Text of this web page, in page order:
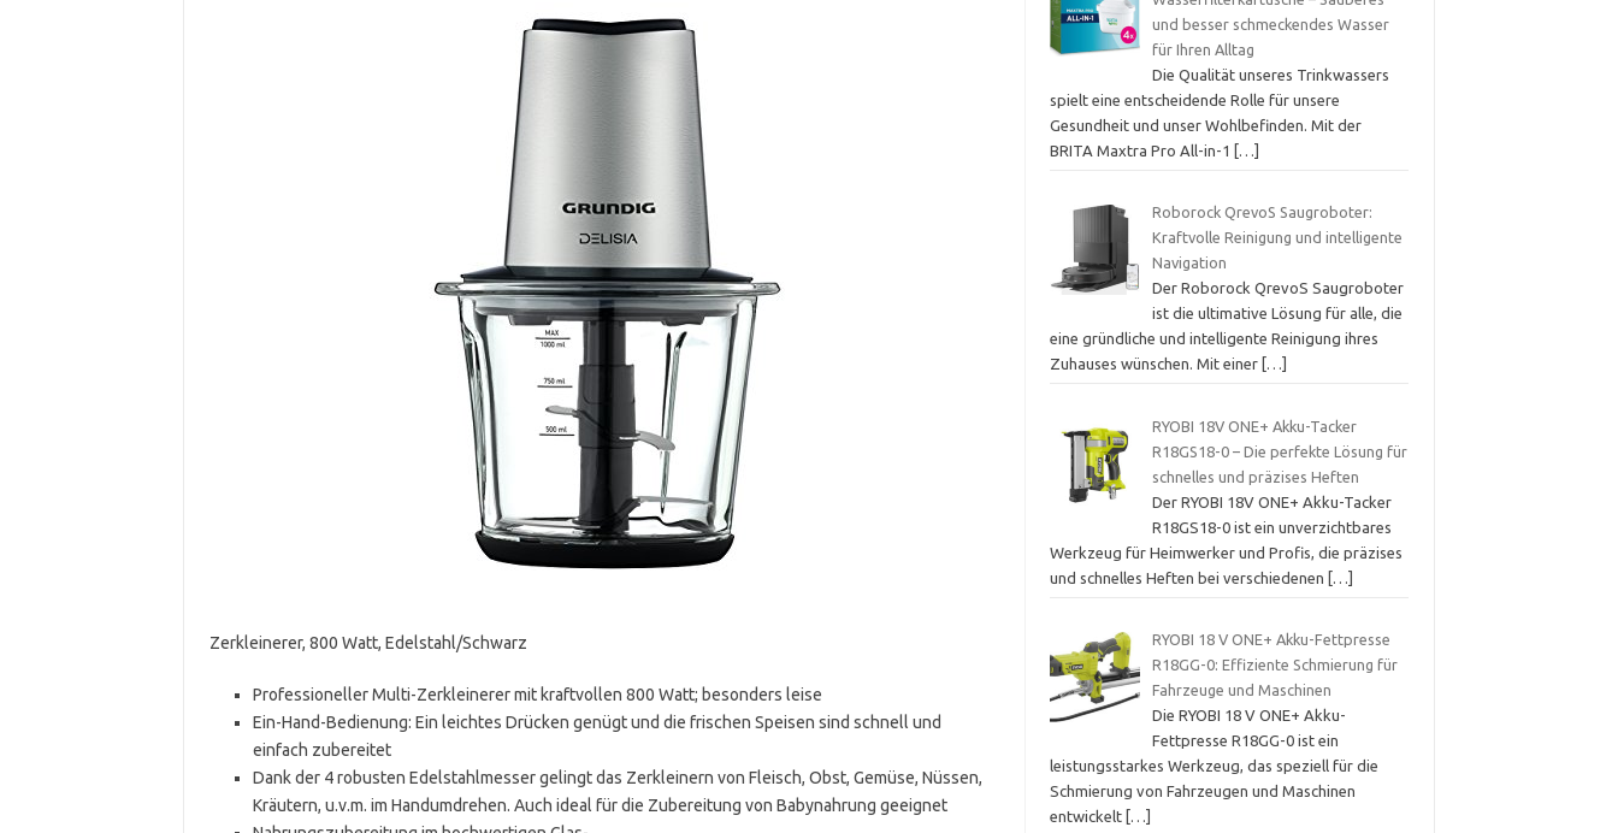
Zerkleinerer, 800 Watt, Edelstahl/Schwarz
Professioneller Multi-Zerkleinerer mit kraftvollen 800 Watt; besonders leise
Ein-Hand-Bedienung: Ein leichtes Drücken genügt und die frischen Speisen sind schnell und
einfach zubereitet
Dank der 4 robusten Edelstahlmesser gelingt das Zerkleinern von Fleisch, Obst, Gemüse, Nüssen,
Kräutern, u.v.m. im Handumdrehen. Auch ideal für die Zubereitung von Babynahrung geeignet
und besser schmeckendes Wasser
für Ihren Alltag
Die Qualität unseres Trinkwassers
spielt eine entscheidende Rolle für unsere
Gesundheit und unser Wohlbefinden. Mit der
BRITA Maxtra Pro All-in-1
[…]
Roborock QrevoS Saugroboter:
Kraftvolle Reinigung und intelligente
Navigation
Der Roborock QrevoS Saugroboter
ist die ultimative Lösung für alle, die
eine gründliche und intelligente Reinigung ihres
Zuhauses wünschen. Mit einer […]
RYOBI 18V ONE+ Akku-Tacker
R18GS18-0 – Die perfekte Lösung für
schnelles und präzises Heften
Der RYOBI 18V ONE+ Akku-Tacker
R18GS18-0 ist ein unverzichtbares
Werkzeug für Heimwerker und Profis, die präzises
und schnelles Heften bei verschiedenen
[…]
RYOBI 18 V ONE+ Akku-Fettpresse
R18GG-0: Effiziente Schmierung für
Fahrzeuge und Maschinen
Die RYOBI 18 V ONE+ Akku-
Fettpresse R18GG-0 ist ein
leistungsstarkes Werkzeug, das speziell für die
Schmierung von Fahrzeugen und Maschinen
entwickelt […]